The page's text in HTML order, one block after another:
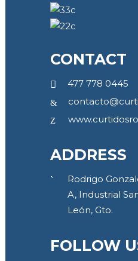
CONTACT
477 778 0445
ADDRESS
Rodrigo
A, Industrial
León, Gto.
FOLLOW